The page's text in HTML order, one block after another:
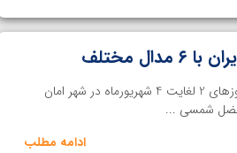
مختلف
خانه کشتی- رقابت های کشتی آزاد نوجوانان قهرمانی جهان روزهای 2 لغایت 4 شهریورماه در شهر امان
شمسی ...
ادامه مطلب
حسن یزدانی به فینال المپیک با برتری مقابل